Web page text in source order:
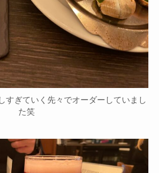
すぎていく先々でオーダーしていまし
た笑